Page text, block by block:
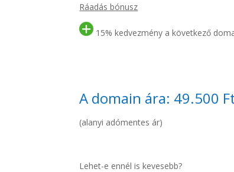
Ráadás bónusz
15% kedvezmény a következő
A domain ára: 49.500
(alanyi adómentes ár)
Lehet-e ennél is kevesebb?